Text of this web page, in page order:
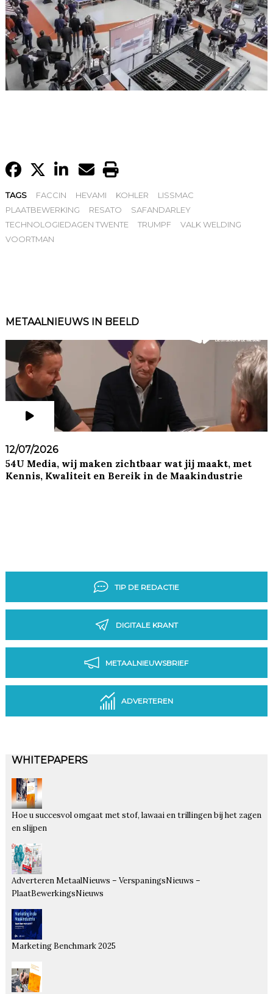
TAGS FACCIN HEVAMI KOHLER
LISSMAC
PLAATBEWERKING
RESATO
SAFANDARLEY
TECHNOLOGIEDAGEN TWENTE
TRUMPF
VALK WELDING
VOORTMAN
METAALNIEUWS IN BEELD
12/07/2026
54U Media, wij maken zichtbaar wat jij maakt, met
Kennis, Kwaliteit en Bereik in de Maakindustrie
TIP DE REDACTIE
DIGITALE KRANT
METAALNIEUWSBRIEF
ADVERTEREN
WHITEPAPERS
Hoe u succesvol omgaat met stof, lawaai en trillingen bij het zagen
en slijpen
Adverteren MetaalNieuws – VerspaningsNieuws –
PlaatBewerkingsNieuws
Marketing Benchmark 2025